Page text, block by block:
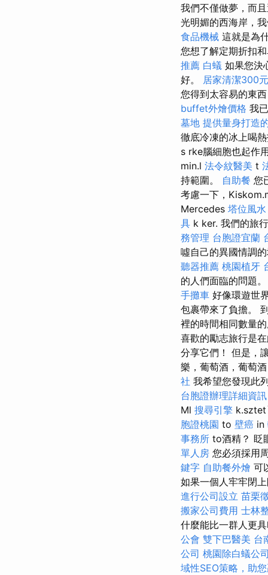
我們不僅做夢，而
光明媚的西海岸，
食品機械 這就是為
您想了解定期折扣
推薦 白蟻 如果您決
好。 居家清潔300元
您得到太容易的東
buffet外燴價格 我
墓地 提供量身打造
徹底冷凍的冰上喝
s rke腦細胞也起作
min.l 法令紋醫美 t
持範圍。 自助餐 您
考慮一下，
Mercedes 塔位風水
具 k ker. 我們的旅
務管理 台胞證宜蘭
噓自己的異國情調
聽器推薦 桃園植牙
的人們面臨的問題。
手攤車 好像環遊世
包裹帶來了負擔。
裡的時間相同數量
喜歡的勵志旅行是
分享它們！ 但是，
樂，葡萄酒，葡萄
社 我希望您發現此
台胞證辦理詳細資訊
Ml 搜尋引擎
胞證桃園 to 壁癌 in
事務所 to酒精？ 眨
單人房 您必須採用
鍵字 自助餐外燴 可
如果一個人牢牢閉
進行公司設立 苗栗
搬家公司費用 士林
什麼能比一群人更
公會 雙下巴醫美 台
公司 桃園除白蟻公司
域性SEO策略，助